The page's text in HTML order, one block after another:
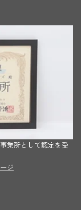
業所として認定を受
ジ